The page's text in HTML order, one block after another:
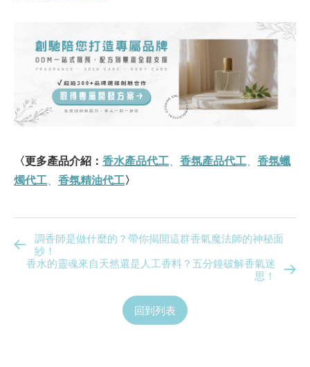
〈更多產品介紹： 香水產品代工 香氛產品代工
香氛蠟
燭代工
香氛精油代工〉
調香師是做什麼的？帶你揭開這群香氣魔法師的神秘面
紗！
香水的靈魂來自天然還是人工香料？五分鐘破解香氣迷
思！
回到列表